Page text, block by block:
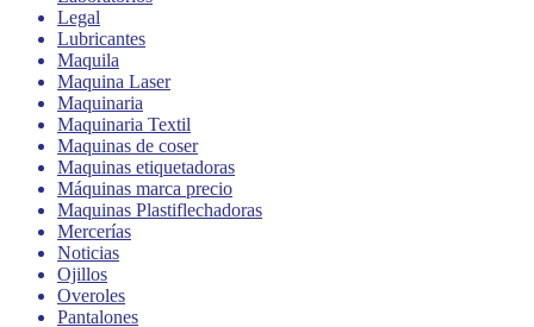
Legal
Lubricantes
Maquila
Maquina Laser
Maquinaria
Maquinaria Textil
Maquinas de coser
Maquinas etiquetadoras
Máquinas marca precio
Maquinas Plastiflechadoras
Mercerías
Noticias
Ojillos
Overoles
Pantalones